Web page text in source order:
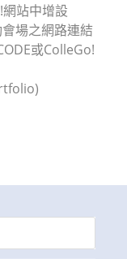
站中增設
場之網路連結
或ColleGo!